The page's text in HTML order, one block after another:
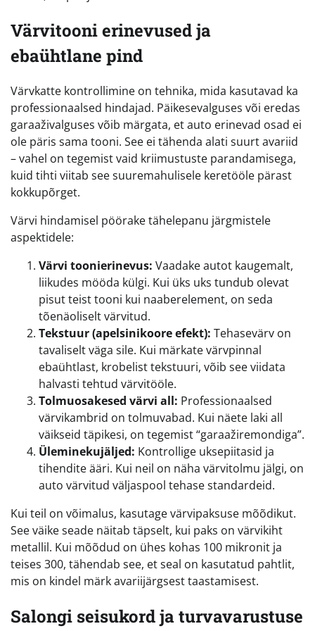
Värvitooni erinevused ja
ebaühtlane pind
Värvkatte kontrollimine on tehnika, mida kasutavad ka
professionaalsed hindajad. Päikesevalguses või eredas
garaaživalguses võib märgata, et auto erinevad osad ei
ole päris sama tooni. See ei tähenda alati suurt avariid
– vahel on tegemist vaid kriimustuste parandamisega,
kuid tihti viitab see suuremahulisele keretööle pärast
kokkupõrget.
Värvi hindamisel pöörake tähelepanu järgmistele
aspektidele:
Värvi toonierinevus: Vaadake autot kaugemalt,
liikudes mööda külgi. Kui üks uks tundub olevat
pisut teist tooni kui naaberelement, on seda
tõenäoliselt värvitud.
Tekstuur (apelsinikoore efekt): Tehasevärv on
tavaliselt väga sile. Kui märkate värvpinnal
ebaühtlast, krobelist tekstuuri, võib see viidata
halvasti tehtud värvitööle.
Tolmuosakesed värvi all: Professionaalsed
värvikambrid on tolmuvabad. Kui näete laki all
väikseid täpikesi, on tegemist “garaažiremondiga”.
Üleminekujäljed: Kontrollige uksepiitasid ja
tihendite ääri. Kui neil on näha värvitolmu jälgi, on
auto värvitud väljaspool tehase standardeid.
Kui teil on võimalus, kasutage värvipaksuse mõõdikut.
See väike seade näitab täpselt, kui paks on värvikiht
metallil. Kui mõõdud on ühes kohas 100 mikronit ja
teises 300, tähendab see, et seal on kasutatud pahtlit,
mis on kindel märk avariijärgsest taastamisest.
Salongi seisukord ja turvavarustuse